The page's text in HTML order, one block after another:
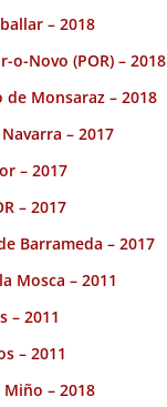
– 2018
o-Novo (POR) – 2018
de Monsaraz – 2018
– 2017
– 2017
– 2017
Barrameda – 2017
Mosca – 2011
– 2011
– 2011
Miño – 2018